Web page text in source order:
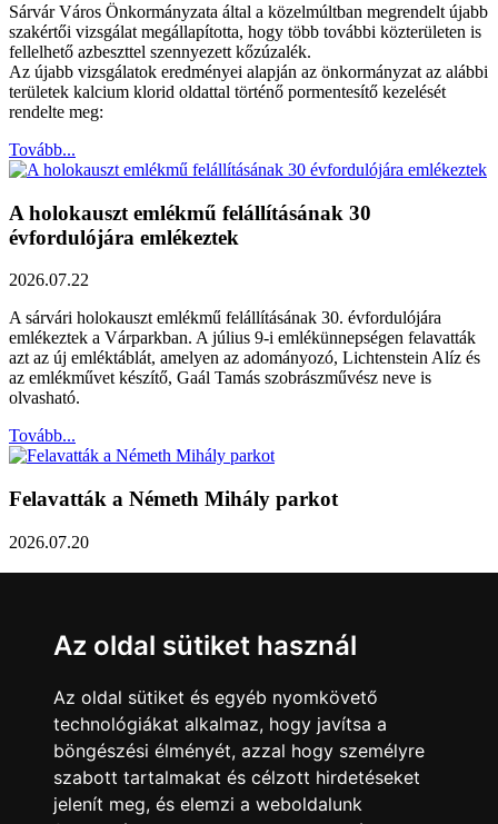
Az oldal sütiket használ
Az oldal sütiket és egyéb nyomkövető
technológiákat alkalmaz, hogy javítsa a
böngészési élményét, azzal hogy személyre
szabott tartalmakat és célzott hirdetéseket
jelenít meg, és elemzi a weboldalunk
Sárvár Város Önkormányzata által a közelmúltban megrendelt újabb
szakértői vizsgálat megállapította, hogy több további közterületen is
fellelhető azbeszttel szennyezett kőzúzalék.
Az újabb vizsgálatok eredményei alapján az önkormányzat az alábbi
területek kalcium klorid oldattal történő pormentesítő kezelését
rendelte meg:
Tovább...
A holokauszt emlékmű felállításának 30
évfordulójára emlékeztek
2026.07.22
A sárvári holokauszt emlékmű felállításának 30. évfordulójára
emlékeztek a Várparkban. A július 9-i emlékünnepségen felavatták
azt az új emléktáblát, amelyen az adományozó, Lichtenstein Alíz és
az emlékművet készítő, Gaál Tamás szobrászművész neve is
olvasható.
Tovább...
Felavatták a Németh Mihály parkot
2026.07.20
Közlemény a sárvári képviselő-testület rendkívüli
üléseiről
2026.07.20